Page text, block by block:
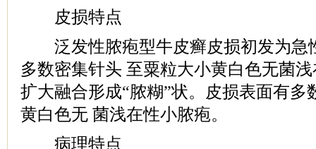
皮损特点
泛发性脓疱型牛皮癣皮损初发为急
多数密集针头 至粟粒大小黄白色无菌
扩大融合形成“脓糊”状。皮损表面有多
黄白色无 菌浅在性小脓疱。
病理特点